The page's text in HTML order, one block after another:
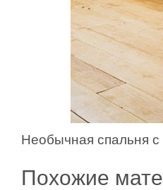
Необычная спальня
Похожие